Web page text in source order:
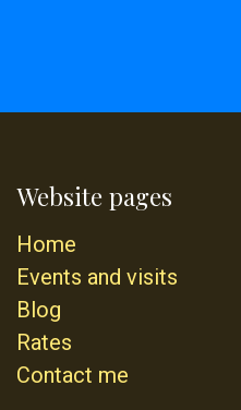
Website pages
Home
Events and visits
Blog
Rates
Contact me